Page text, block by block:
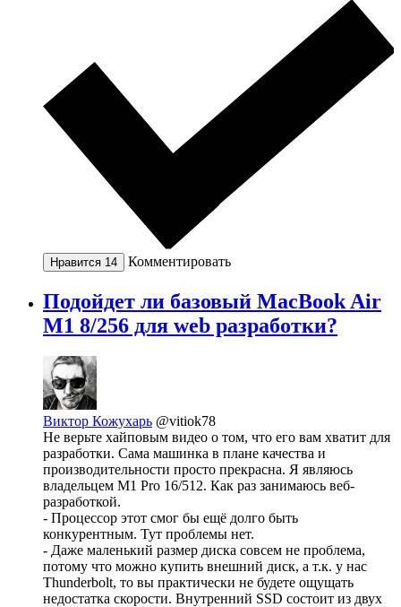
Нравится 14 Комментировать
Подойдет ли базовый MacBook Air
M1 8/256 для web разработки?
Виктор Кожухарь @vitiok78
Не верьте хайповым видео о том, что его вам хватит для
разработки. Сама машинка в плане качества и
производительности просто прекрасна. Я являюсь
владельцем M1 Pro 16/512. Как раз занимаюсь веб-
разработкой.
- Процессор этот смог бы ещё долго быть
конкурентным. Тут проблемы нет.
- Даже маленький размер диска совсем не проблема,
потому что можно купить внешний диск, а т.к. у нас
Thunderbolt, то вы практически не будете ощущать
недостатка скорости. Внутренний SSD состоит из двух